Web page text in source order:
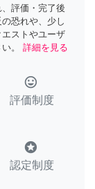
評価・完了後
恐れや、少し
ストやユーザ
。
詳細を見る
tag_faces
評価制度
stars
認定制度